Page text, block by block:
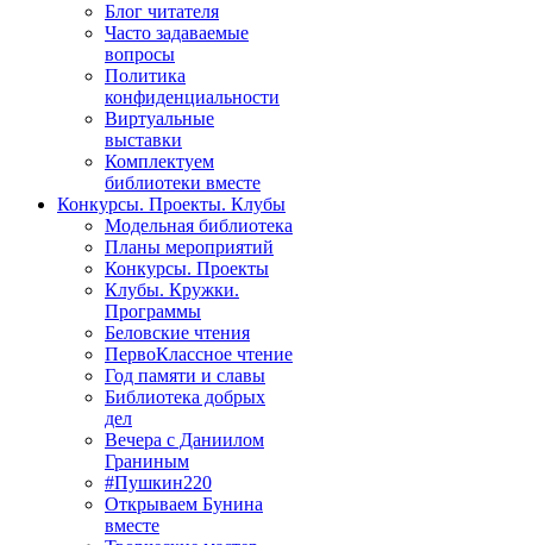
Блог читателя
Часто задаваемые
вопросы
Политика
конфиденциальности
Виртуальные
выставки
Комплектуем
библиотеки вместе
Конкурсы. Проекты. Клубы
Модельная библиотека
Планы мероприятий
Конкурсы. Проекты
Клубы. Кружки.
Программы
Беловские чтения
ПервоКлассное чтение
Год памяти и славы
Библиотека добрых
дел
Вечера с Даниилом
Граниным
#Пушкин220
Открываем Бунина
вместе